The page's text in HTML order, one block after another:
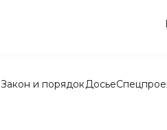
Закон и порядок Досье